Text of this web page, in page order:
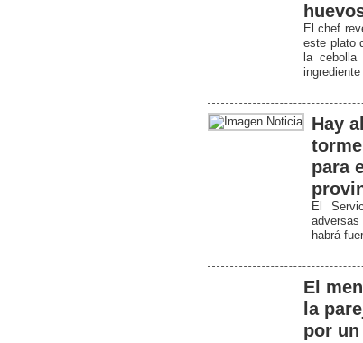
El chef
este plato
la
ingrediente
Hay
para
El
habrá
El
la
por